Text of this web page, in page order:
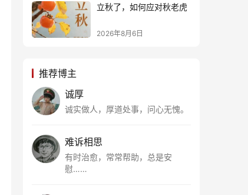
立秋了，如何应对秋老虎
2026年8月6日
推荐博主
诚厚
诚实做人，厚道处事，问心无愧。
难诉相思
有时治愈，常常帮助，总是安
慰……